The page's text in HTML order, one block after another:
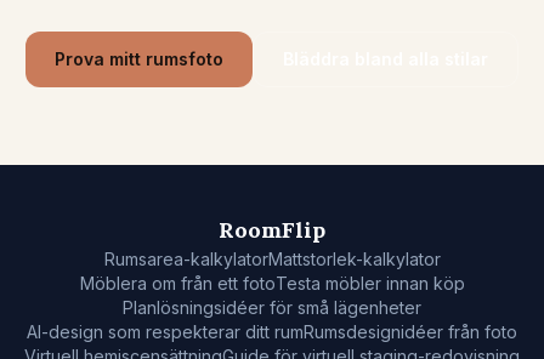
Prova mitt rumsfoto
RoomFlip
Rumsarea-kalkylatorMattstorlek-kalkylator
Möblera om från ett fotoTesta möbler innan köp
Planlösningsidéer för små lägenheter
AI-design som respekterar ditt rumRumsdesignidéer från foto